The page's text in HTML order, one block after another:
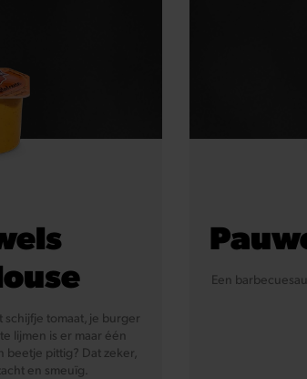
schijfje tomaat, je burger
lijmen is er maar één
beetje pittig? Dat zeker,
en smeuïg.
Een